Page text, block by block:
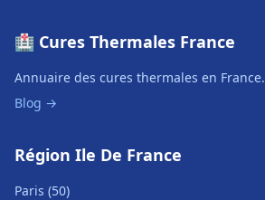
🏥 Cures Thermales France
Annuaire des cures thermales en France.
Blog →
Région Ile De France
Paris (50)